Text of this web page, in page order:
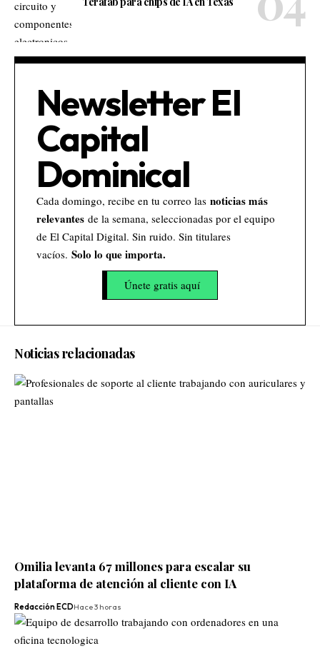
Newsletter El
Capital
Dominical
Cada domingo, recibe en tu correo las noticias más
relevantes de la semana, seleccionadas por el equipo
de El Capital Digital. Sin ruido. Sin titulares
vacíos. Solo lo que importa.
Únete gratis aquí
Noticias relacionadas
Omilia levanta 67 millones para escalar su
plataforma de atención al cliente con IA
Redacción ECDHace 3 horas